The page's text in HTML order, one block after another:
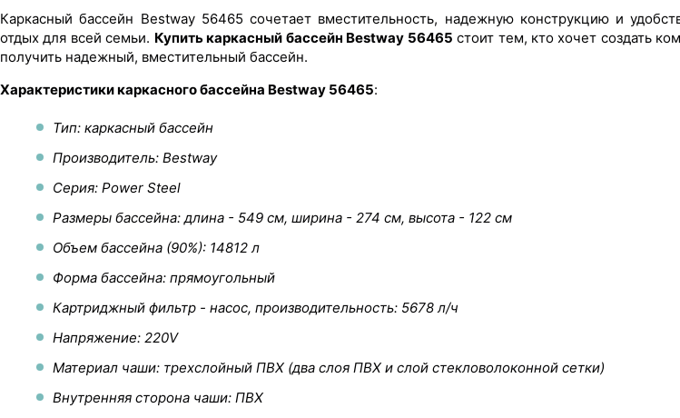
Каркасный бассейн Bestway 56465 сочетает вместительность, надежную конструкцию и
отдых для всей семьи. Купить каркасный бассейн Bestway 56465 стоит тем, кто хочет создать
получить надежный, вместительный бассейн.
Характеристики каркасного бассейна Bestway 56465:
Тип: каркасный бассейн
Производитель: Bestway
Серия: Power Steel
Размеры бассейна: длина - 549 см, ширина - 274 см, высота - 122 см
Объем бассейна (90%): 14812 л
Форма бассейна: прямоугольный
Картриджный фильтр - насос, производительность: 5678 л/ч
Напряжение: 220V
Материал чаши: трехслойный ПВХ (два слоя ПВХ и слой стекловолоконной сетки)
Внутренняя сторона чаши: ПВХ